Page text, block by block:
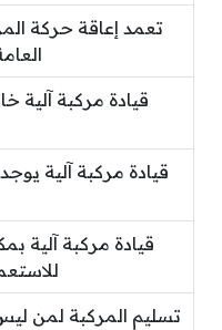
تعمد إعاقة حركة
قيادة مركبة آلية
قيادة مركبة آلية
قيادة مركبة آلية
تسليم المركبة لمن